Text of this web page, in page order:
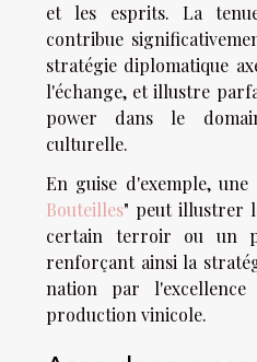
et les esprits. La
contribue
stratégie diplomatique
l'échange, et illustre
power dans le
culturelle.
En guise d'exemple,
Bouteilles" peut illustrer
certain terroir ou un
renforçant ainsi la
nation par
production vinicole.